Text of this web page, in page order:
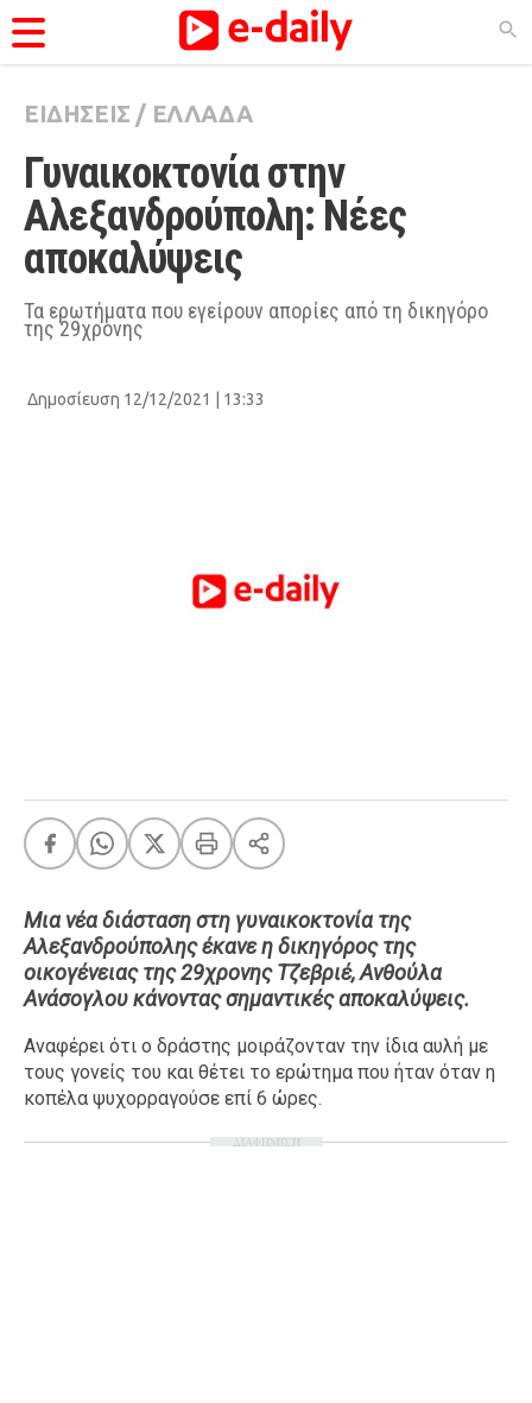
ΚΑΤΗΓΟΡΊΕΣ
Ειδήσεις
Θέματα
Videos
Podcasts
Viral
Life
A-List LGBTQI+
LIFE
Food
Body+Mind
Ταξίδια
Style
ΕΙΔΗΣΕΙΣ / ΕΛΛΑΔΑ
Γυναικοκτονία στην
Αλεξανδρούπολη: Νέες
αποκαλύψεις
Τα ερωτήματα που εγείρουν απορίες από τη δικηγόρο
της 29χρονης
Δημοσίευση 12/12/2021 | 13:33
Μια νέα διάσταση στη γυναικοκτονία της
Αλεξανδρούπολης έκανε η δικηγόρος της
οικογένειας της 29χρονης Τζεβριέ, Ανθούλα
Ανάσογλου κάνοντας σημαντικές αποκαλύψεις.
Αναφέρει ότι ο δράστης μοιράζονταν την ίδια αυλή με
τους γονείς του και θέτει το ερώτημα που ήταν όταν η
κοπέλα ψυχορραγούσε επί 6 ώρες.
ΔΙΑΦΗΜΙΣΗ